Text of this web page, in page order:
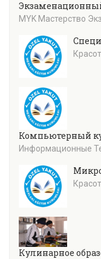
MYK Мастерство
Компьютерный
Информационные
Кулинарное